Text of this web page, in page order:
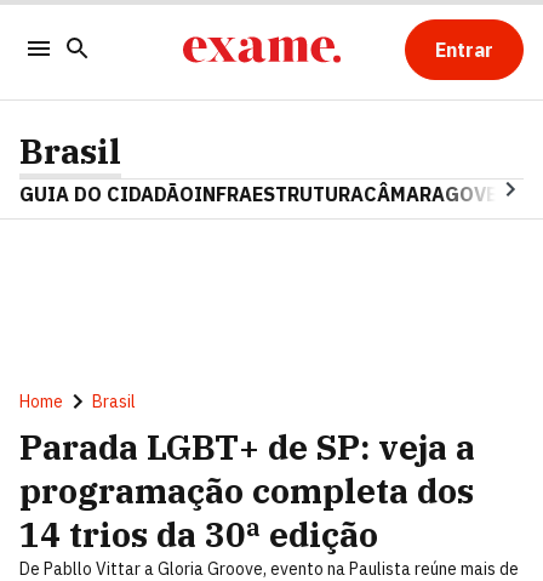
Entrar
Brasil
GUIA DO CIDADÃOINFRAESTRUTURACÂMARAGOVERNO
Home Brasil
Parada LGBT+ de SP: veja a
programação completa dos
14 trios da 30ª edição
De Pabllo Vittar a Gloria Groove, evento na Paulista reúne mais de